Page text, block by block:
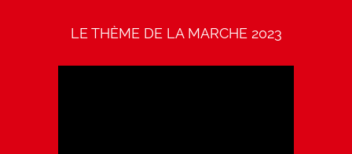
LE THÈME DE LA MARCHE 2023